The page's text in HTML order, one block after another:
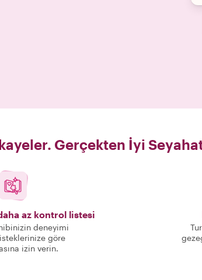
Gerçekten İyi
az kontrol listesi
deneyimi
göre
izin verin.